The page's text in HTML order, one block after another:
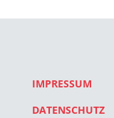
IMPRESSUM
DATENSCHUTZ